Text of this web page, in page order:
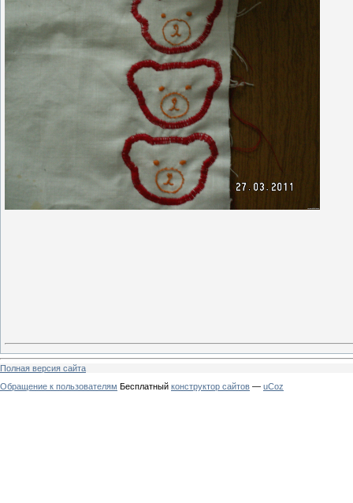
Полная версия сайта
Обращение к пользователям Бесплатный конструктор сайтов — uCoz